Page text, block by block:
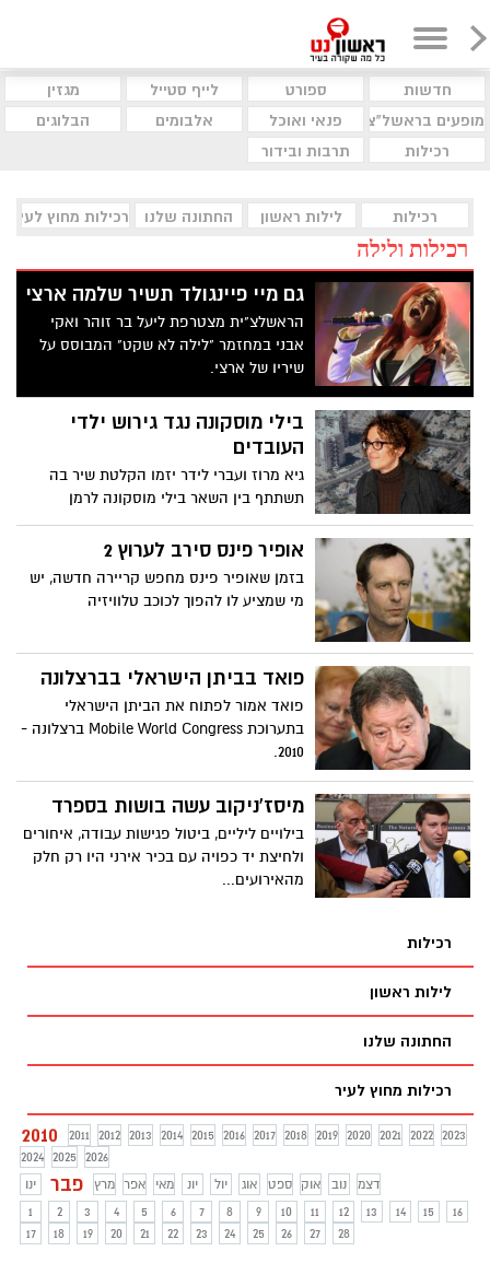
חדשות ספורט לייף סטייל
מגזין
מופעים בראשל"צ
פנאי ואוכל אלבומים
הבלוגים
רכילות
תרבות ובידור
רכילות לילות ראשון החתונה שלנו רכילות מחוץ לעיר
רכילות ולילה
גם מיי פיינגולד תשיר שלמה ארצי
הראשלצ"ית מצטרפת ליעל בר זוהר ואקי
אבני במחזמר "לילה לא שקט" המבוסס על
שיריו של ארצי.
בילי מוסקונה נגד גירוש ילדי
העובדים
גיא מרוז ועברי לידר יזמו הקלטת שיר בה
תשתתף בין השאר בילי מוסקונה לרמן
אופיר פינס סירב לערוץ 2
בזמן שאופיר פינס מחפש קריירה חדשה, יש
מי שמציע לו להפוך לכוכב טלוויזיה
פואד בביתן הישראלי בברצלונה
פואד אמור לפתוח את הביתן הישראלי
בתערוכת Mobile World Congress ברצלונה -
2010.
מיסז'ניקוב עשה בושות בספרד
בילויים ליליים, ביטול פגישות עבודה, איחורים
ולחיצת יד כפויה עם בכיר אירני היו רק חלק
מהאירועים...
רכילות
לילות ראשון
החתונה שלנו
רכילות מחוץ לעיר
2010 2011 2012 2013 2014 2015 2016 2017 2018 2019 2020 2021 2022 2023
2024 2025
2026
ינו
פבר מרץ אפר מאי יונ יול אוג ספט אוק נוב
דצמ
1
2 3 4 5 6 7 8 9 10 11 12 13 14 15
16
17
18 19 20 21 22 23 24 25 26 27 28